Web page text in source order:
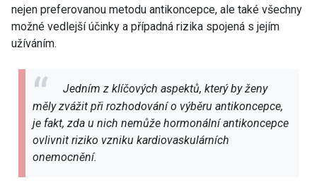
nejen preferovanou metodu antikoncepce, ale také všechny
možné vedlejší účinky a případná rizika spojená s jejím
užíváním.
Jedním z klíčových aspektů, který by ženy
měly zvážit při rozhodování o výběru antikoncepce,
je fakt, zda u nich nemůže hormonální antikoncepce
ovlivnit riziko vzniku kardiovaskulárních
onemocnění.